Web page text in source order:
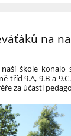
na
škole konalo
tříd 9.A, 9.B a
za účasti